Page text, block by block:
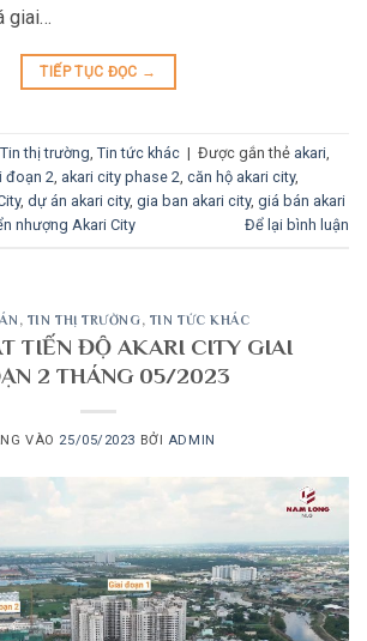
giai…
TIẾP TỤC ĐỌC →
Tin thị trường, Tin tức khác | Được gắn thẻ akari,
đoạn 2, akari city phase 2, căn hộ akari city,
, dự án akari city, gia ban akari city, giá bán akari
nhượng Akari City Để lại bình luận
, TIN THỊ TRƯỜNG, TIN TỨC KHÁC
TIẾN ĐỘ AKARI CITY GIAI
2 THÁNG 05/2023
VÀO 25/05/2023 BỞI ADMIN